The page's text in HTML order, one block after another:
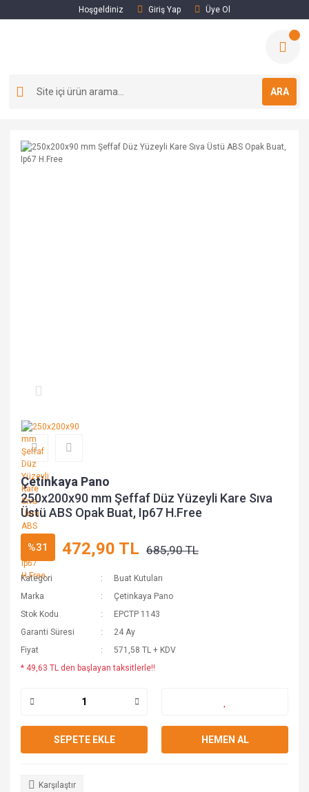
Hoşgeldiniz Giriş Yap Üye Ol
ARA
Çetinkaya Pano
250x200x90 mm Şeffaf Düz Yüzeyli Kare Sıva
Üstü ABS Opak Buat, Ip67 H.Free
%31 472,90 TL 685,90 TL
Kategori
Buat Kutuları
Marka
Çetinkaya Pano
Stok Kodu
EPCTP 1143
Garanti Süresi
24 Ay
Fiyat
571,58 TL + KDV
* 49,63 TL den başlayan taksitlerle!!
SEPETE EKLE HEMEN AL
Karşılaştır